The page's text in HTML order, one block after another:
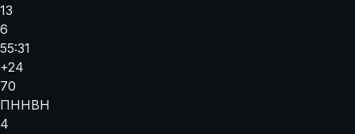
13
6
55:31
+24
70
ПННВН
4